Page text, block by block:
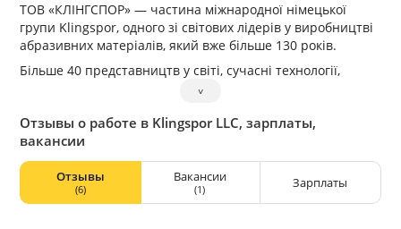
ТОВ «КЛІНГСПОР» — частина міжнародної німецької
групи Klingspor, одного зі світових лідерів у виробництві
абразивних матеріалів, який вже більше 130 років.
Більше 40 представництв у світі, сучасні технології,
європейські стандарти управління та багаторічна
сильним гравцем міжнародного ринку.
Українське виробництво компанії розташоване у місті
Великі Мости поблизу Львова та об’єднує понад 200
працівників. Це сучасне підприємство, де поєднані
автоматизовані процеси, виробнича культура
˅
Отзывы о работе в Klingspor LLC, зарплаты,
вакансии
Отзывы
(6)
Вакансии
(1) Зарплаты